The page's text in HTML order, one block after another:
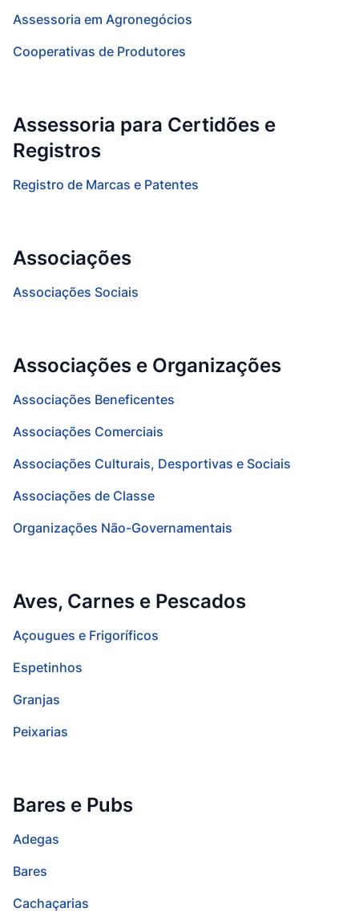
Assessoria em Agronegócios
Cooperativas de Produtores
Assessoria para Certidões e
Registros
Registro de Marcas e Patentes
Associações
Associações Sociais
Associações e Organizações
Associações Beneficentes
Associações Comerciais
Associações Culturais, Desportivas e Sociais
Associações de Classe
Organizações Não-Governamentais
Aves, Carnes e Pescados
Açougues e Frigoríficos
Espetinhos
Granjas
Peixarias
Bares e Pubs
Adegas
Bares
Cachaçarias